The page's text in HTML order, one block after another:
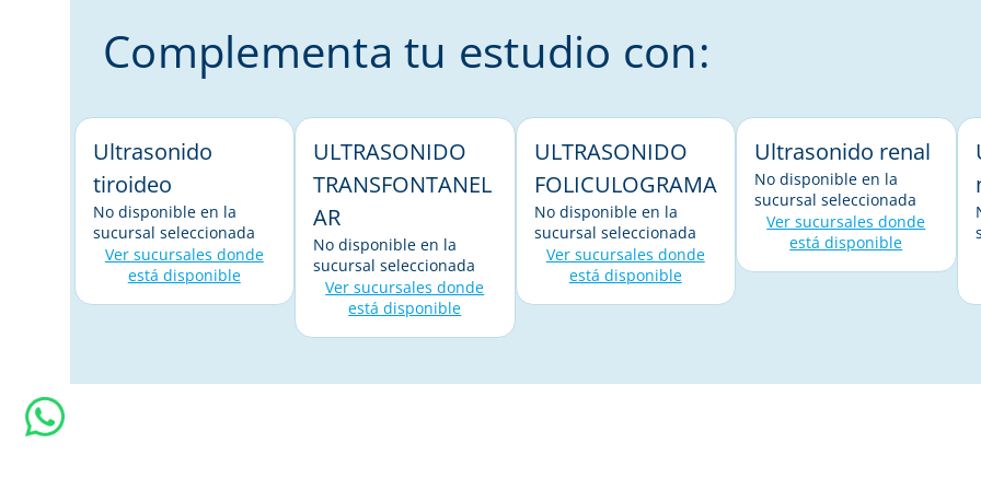
Complementa tu estudio con:
Ultrasonido
tiroideo
No disponible en la
sucursal seleccionada
Ver sucursales donde
está disponible
ULTRASONIDO
TRANSFONTANEL
AR
No disponible en la
sucursal seleccionada
Ver sucursales donde
está disponible
ULTRASONIDO
FOLICULOGRAMA
No disponible en la
sucursal seleccionada
Ver sucursales donde
está disponible
Ultrasonido renal
No disponible en la
sucursal seleccionada
Ver sucursales donde
está disponible